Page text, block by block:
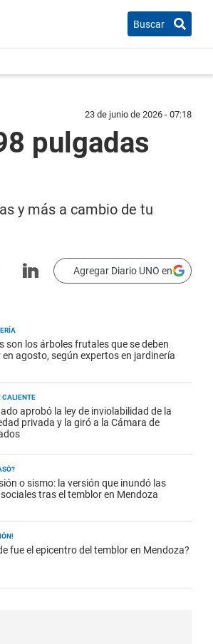
Buscar
23 de junio de 2026 - 07:18
pulgadas
y más a cambio de tu
Agregar Diario UNO en
son los árboles frutales que se deben
en agosto, según expertos en jardinería
CALIENTE
aprobó la ley de inviolabilidad de la
privada y la giró a la Cámara de
o sismo: la versión que inundó las
tras el temblor en Mendoza
fue el epicentro del temblor en Mendoza?